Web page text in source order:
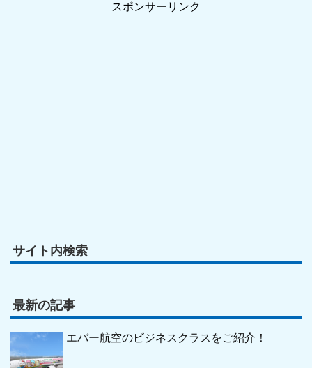
スポンサーリンク
サイト内検索
最新の記事
エバー航空のビジネスクラスをご紹介！